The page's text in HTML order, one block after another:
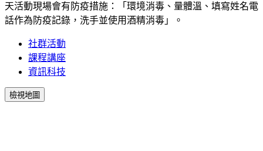
天活動現場會有防疫措施：「環境消毒、量體溫、填寫姓名電
話作為防疫記錄，洗手並使用酒精消毒」。
社群活動
課程講座
資訊科技
檢視地圖